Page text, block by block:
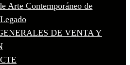
Arte Contemporáneo de
DE VENTA Y